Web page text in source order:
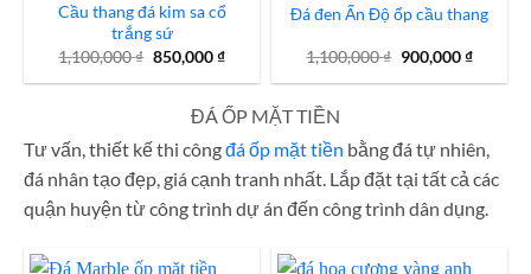
Cầu thang đá kim sa cổ
trắng sứ
1,100,000₫ Giá
là:
1,100,000 ₫.
850,000₫Giá
tại
là:
850,000 ₫.
Đá đen Ấn Độ ốp cầu thang
1,100,000₫ Giá
là:
900,000₫Giá
tại
ĐÁ ỐP MẶT TIỀN
Tư vấn, thiết kế thi côngđá ốp mặt tiền bằng đá tự nhiên,
đá nhân tạo đẹp, giá cạnh tranh nhất. Lắp đặt tại tất cả các
quận huyện từ công trình dự án đến công trình dân dụng.